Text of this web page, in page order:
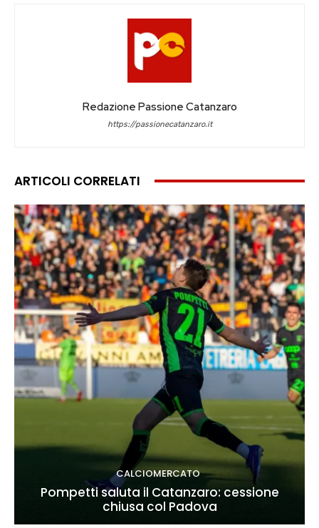
Redazione Passione Catanzaro
https://passionecatanzaro.it
ARTICOLI CORRELATI
CALCIOMERCATO
Pompetti saluta il Catanzaro: cessione
chiusa col Padova